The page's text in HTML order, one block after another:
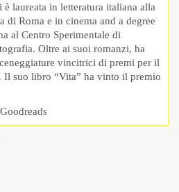
è laureata in letteratura italiana alla
di Roma e in cinema and a degree
al Centro Sperimentale di
Oltre ai suoi romanzi, ha
vincitrici di premi per il
Il suo libro “Vita” ha vinto il premio
Goodreads